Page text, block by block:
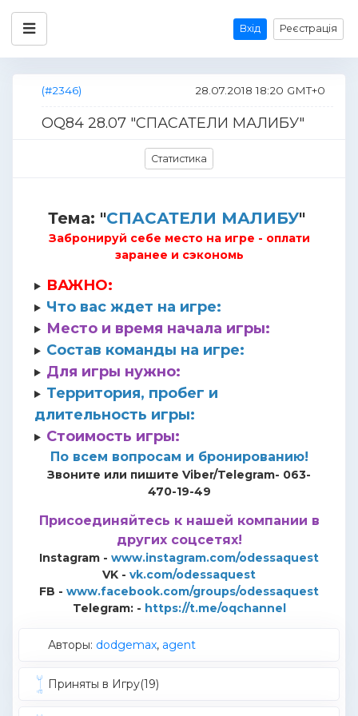
Вхід Реєстрація
(#2346) 28.07.2018 18:20 GMT+0
OQ84 28.07 "СПАСАТЕЛИ МАЛИБУ"
Статистика
Тема: "СПАСАТЕЛИ МАЛИБУ"
Забронируй себе место на игре - оплати
заранее и сэкономь
ВАЖНО:
Что вас ждет на игре:
Место и время начала игры:
Состав команды на игре:
Для игры нужно:
Территория, пробег и
длительность игры:
Стоимость игры:
По всем вопросам и бронированию!
Звоните или пишите Viber/Telegram- 063-
470-19-49
Присоединяйтесь к нашей компании в
других соцсетях!
Instagram - www.instagram.com/odessaquest
VK - vk.com/odessaquest
FB - www.facebook.com/groups/odessaquest
Telegram: - https://t.me/oqchannel
Авторы: dodgemax, agent
Приняты в Игру(19)